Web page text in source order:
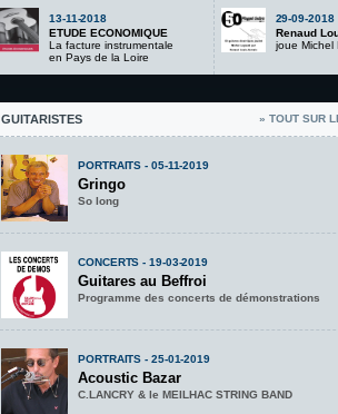
13-11-2018
ETUDE ECONOMIQUE
La facture instrumentale
en Pays de la Loire
29-09-2018
Renaud
joue Michel
GUITARISTES » TOUT SUR
PORTRAITS - 05-11-2019
Gringo
So long
CONCERTS - 19-03-2019
Guitares au Beffroi
Programme des concerts de démonstrations
PORTRAITS - 25-01-2019
Acoustic Bazar
C.LANCRY & le MEILHAC STRING BAND